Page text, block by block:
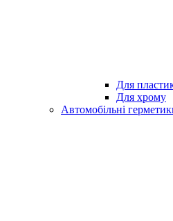
Для
Для хрому
Автомобільні